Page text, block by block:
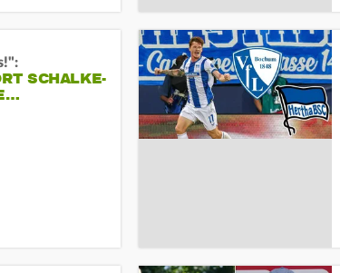
SCHALKE-